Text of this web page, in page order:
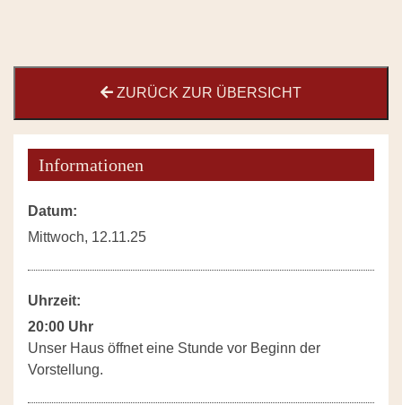
ZURÜCK ZUR ÜBERSICHT
Informationen
Datum:
Mittwoch, 12.11.25
Uhrzeit:
20:00 Uhr
Unser Haus öffnet eine Stunde vor Beginn der
Vorstellung.